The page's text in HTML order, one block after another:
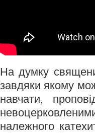
На думку
завдяки якому
навчати,
належного